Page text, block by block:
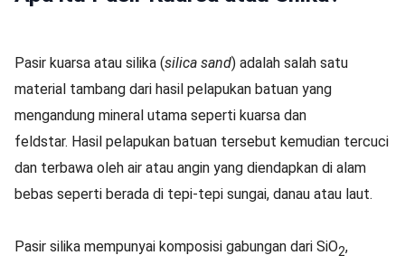
Pasir kuarsa atau silika (silica sand) adalah salah satu
material tambang dari hasil pelapukan batuan yang
mengandung mineral utama seperti kuarsa dan
feldstar. Hasil pelapukan batuan tersebut kemudian tercuci
dan terbawa oleh air atau angin yang diendapkan di alam
bebas seperti berada di tepi-tepi sungai, danau atau laut.
Pasir silika mempunyai komposisi gabungan dari SiO2,